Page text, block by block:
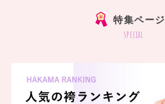
特集ページ
special